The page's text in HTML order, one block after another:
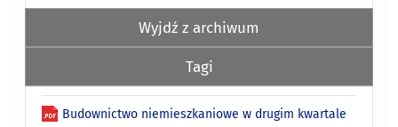
Wyjdź z archiwum
Tagi
Budownictwo niemieszkaniowe w drugim kwartale